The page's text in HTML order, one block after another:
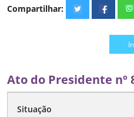
Compartilhar:
Ato do Presidente nº
Situação